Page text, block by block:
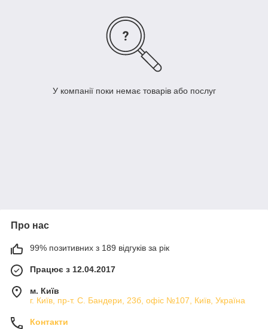
У компанії поки немає товарів або послуг
Про нас
99% позитивних з 189 відгуків за рік
Працює з 12.04.2017
м. Київ
г. Київ, пр-т. С. Бандери, 23б, офіс №107, Київ, Україна
Контакти